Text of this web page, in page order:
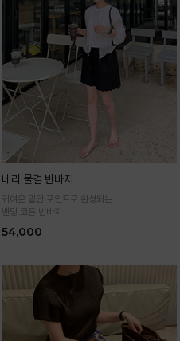
베리 물결 반바지
귀여운 밑단 포인트로 완성되는
밴딩 코튼 반바지
54,000